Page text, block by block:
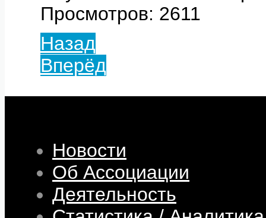
Просмотров: 2611
Назад
Вперёд
Новости
Об Ассоциации
Деятельность